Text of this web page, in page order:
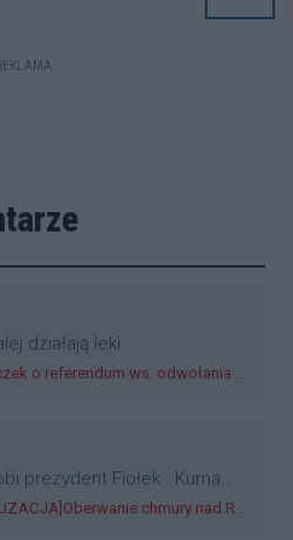
działają leki
ws. odwołania Fijołka: Jak nie będzie zgody Rady, to będzie trzeba zbierać podpisy
prezydent Fiołek . Kuma
dbając o miasto. Betonuje
chmury nad Rzeszowem! Zalane wiadukty, potoki na ulicach i dziesiątki interwencji straży [ZDJĘCIA]